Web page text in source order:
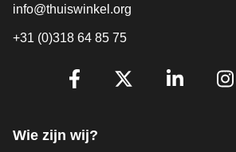
info@thuiswinkel.org
+31 (0)318 64 85 75
Volg je ons al?
Wie zijn wij?